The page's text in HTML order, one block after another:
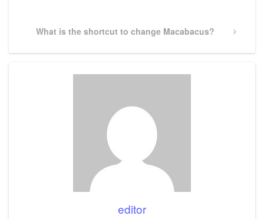
Next
What is the shortcut to change Macabacus?
editor